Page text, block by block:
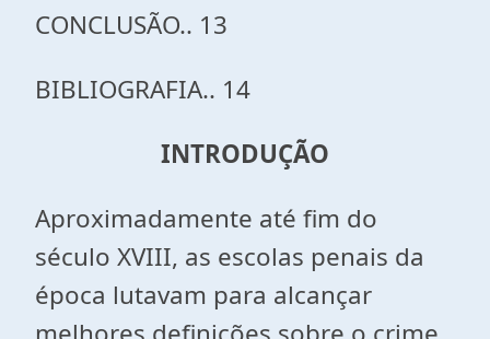
CONCLUSÃO.. 13
BIBLIOGRAFIA.. 14
INTRODUÇÃO
Aproximadamente até fim do
século XVIII, as escolas penais da
época lutavam para alcançar